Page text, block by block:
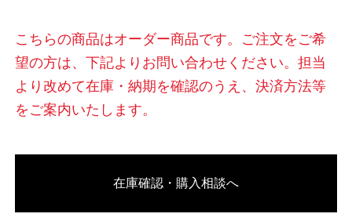
オーク/ホワイト/products/shelving-
system-s-200-1-b?variant=4659134178941636245000
こちらの商品はオーダー商品です。ご注文をご希
望の方は、下記よりお問い合わせください。担当
より改めて在庫・納期を確認のうえ、決済方法等
をご案内いたします。
在庫確認・購入相談へ